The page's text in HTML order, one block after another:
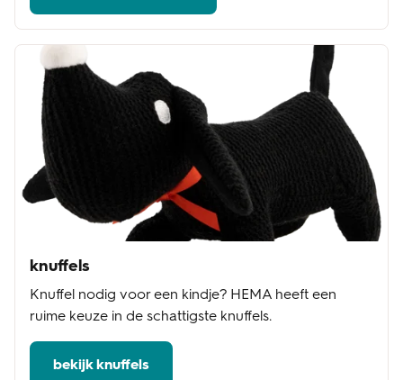
knuffels
Knuffel nodig voor een kindje? HEMA heeft een
ruime keuze in de schattigste knuffels.
bekijk knuffels